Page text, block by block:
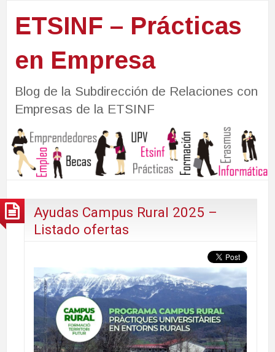
ETSINF – Prácticas
en Empresa
Blog de la Subdirección de Relaciones con
Empresas de la ETSINF
Ayudas Campus Rural 2025 –
Listado ofertas